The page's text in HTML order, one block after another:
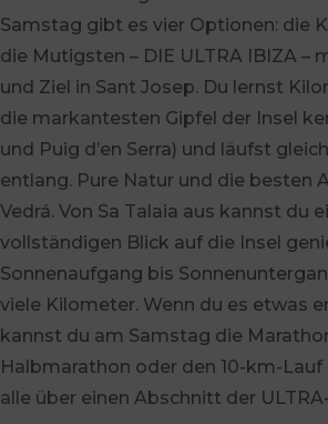
Samstag gibt es vier Optionen: die
die Mutigsten – DIE ULTRA IBIZA –
und Ziel in Sant Josep. Du lernst
die markantesten Gipfel der Insel
und Puig d’en Serra) und läufst
entlang. Pure Natur und die besten
Vedrá. Von Sa Talaia aus kannst du
vollständigen Blick auf die Insel
Sonnenaufgang bis
viele Kilometer. Wenn du es etwas
kannst du am Samstag die
Halbmarathon oder den 10-km-Lauf
alle über einen Abschnitt der